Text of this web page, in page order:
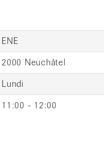
ENE
2000 Neuchâtel
Lundi
11:00 - 12:00